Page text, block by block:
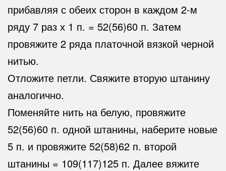
прибавляя с обеих сторон в каждом 2-м
ряду 7 раз х 1 п. = 52(56)60 п. Затем
провяжите 2 ряда платочной вязкой черной
нитью.
Отложите петли. Свяжите вторую штанину
аналогично.
Поменяйте нить на белую, провяжите
52(56)60 п. одной штанины, наберите новые
5 п. и провяжите 52(58)62 п. второй
штанины = 109(117)125 п. Далее вяжите